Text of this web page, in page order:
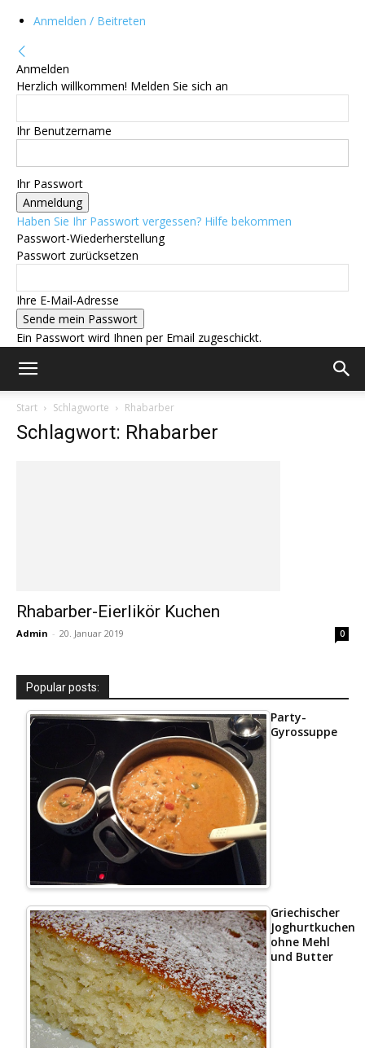
Anmelden / Beitreten
Anmelden
Herzlich willkommen! Melden Sie sich an
Ihr Benutzername
Ihr Passwort
Haben Sie Ihr Passwort vergessen? Hilfe bekommen
Passwort-Wiederherstellung
Passwort zurücksetzen
Ihre E-Mail-Adresse
Ein Passwort wird Ihnen per Email zugeschickt.
Start Schlagworte Rhabarber
Schlagwort: Rhabarber
Rhabarber-Eierlikör Kuchen
Admin - 20. Januar 2019 0
Popular posts:
Party-
Gyrossuppe
Griechischer
Joghurtkuchen
ohne Mehl
und Butter